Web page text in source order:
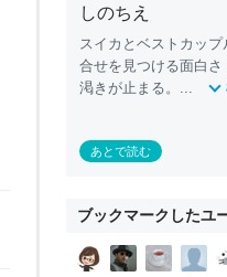
しのちえ
スイカとベストカップ
合せを見つける面白さ
渇きが止まる。...
あとで読む
ブックマークしたユ